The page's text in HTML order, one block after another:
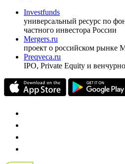
Investfunds
универсальный ресурс по
частного инвестора России
Mergers.ru
проект о российском рынке
Preqveca.ru
IPO, Private Equity и